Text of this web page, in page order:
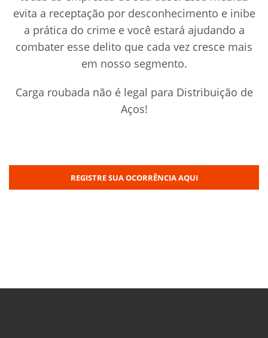
evita a receptação por desconhecimento e inibe
a prática do crime e você estará ajudando a
combater esse delito que cada vez cresce mais
em nosso segmento.
Carga roubada não é legal para Distribuição de
Aços!
REGISTRE SUA OCORRÊNCIA AQUI